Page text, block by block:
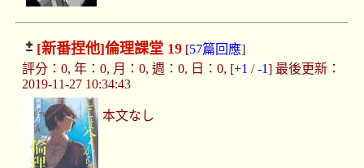
[新番捏他]倫理課堂 19[57篇回應]
評分：0, 年：0, 月：0, 週：0, 日：0, [+1 /-1] 最後更新：
2019-11-27 10:34:43
本文なし